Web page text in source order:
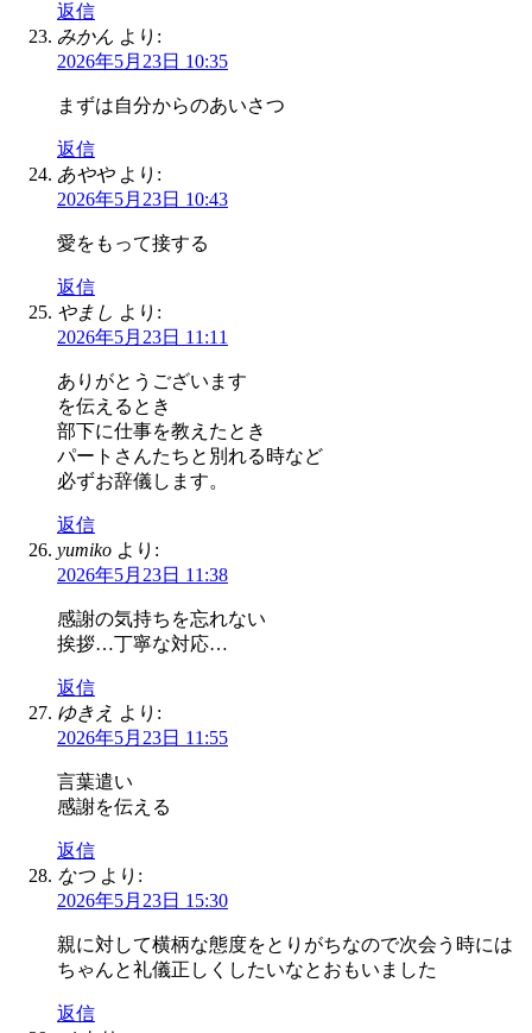
返信
みかん より:
2026年5月23日 10:35
まずは自分からのあいさつ
返信
あやや より:
2026年5月23日 10:43
愛をもって接する
返信
やまし より:
2026年5月23日 11:11
ありがとうございます
を伝えるとき
部下に仕事を教えたとき
パートさんたちと別れる時など
必ずお辞儀します。
返信
yumiko より:
2026年5月23日 11:38
感謝の気持ちを忘れない
挨拶…丁寧な対応…
返信
ゆきえ より:
2026年5月23日 11:55
言葉遣い
感謝を伝える
返信
なつ より:
2026年5月23日 15:30
親に対して横柄な態度をとりがちなので次会う時には
ちゃんと礼儀正しくしたいなとおもいました
返信